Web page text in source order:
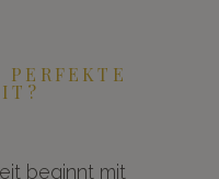
beginnt mit